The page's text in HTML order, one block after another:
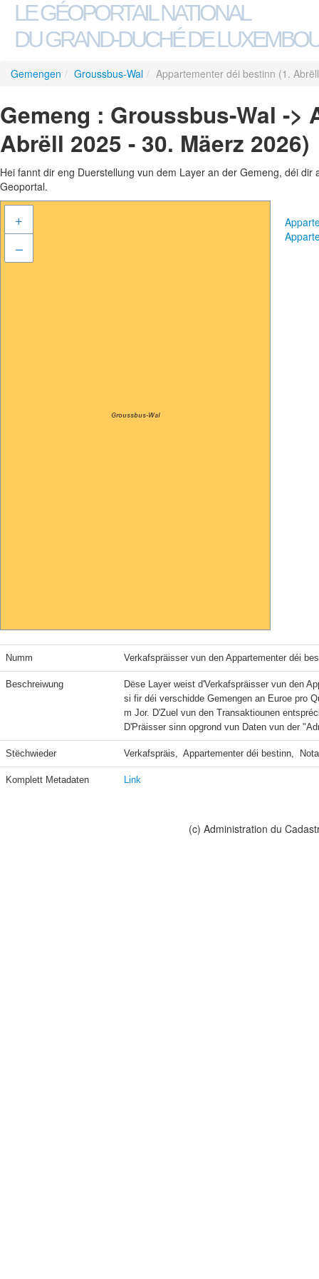
LE GÉOPORTAIL NATIONAL
DU GRAND-DUCHÉ DE
Gemengen / Groussbus-Wal / Appartementer déi bestinn (1.
Gemeng : Groussbus-Wal -
Abrëll 2025 - 30. Mäerz 2026)
Hei fannt dir eng Duerstellung vun dem Layer an der Gemeng, déi
Geoportal.
+
–
Numm Verkafspräisser vun den Appartementer déi
Beschreiwung
Dëse Layer weist d'Verkafspräisser vun den
si fir déi verschidde Gemengen an Euroe pro
m Jor. D'Zuel vun den Transaktiounen
D'Präisser sinn opgrond vun Daten vun der
Stëchwieder Verkafspräis,  Appartementer déi bestinn,
Komplett Metadaten Link
(c) Administration du